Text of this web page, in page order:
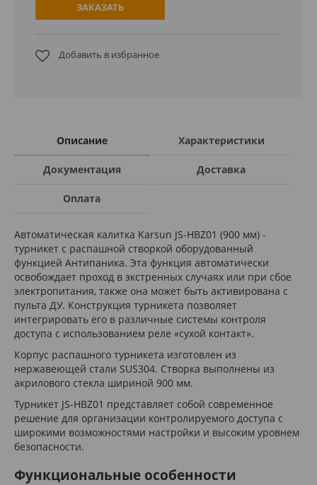
ЗАКАЗАТЬ
Добавить в избранное
Описание Характеристики
Документация Доставка
Оплата
Автоматическая калитка Karsun JS-HBZ01 (900 мм) -
турникет с распашной створкой оборудованный
функцией Антипаника. Эта функция автоматически
освобождает проход в экстренных случаях или при сбое
электропитания, также она может быть активирована с
пульта ДУ. Конструкция турникета позволяет
интегрировать его в различные системы контроля
доступа с использованием реле «сухой контакт».
Корпус распашного турникета изготовлен из
нержавеющей стали SUS304. Створка выполнены из
акрилового стекла шириной 900 мм.
Турникет JS-HBZ01 представляет собой современное
решение для организации контролируемого доступа с
широкими возможностями настройки и высоким уровнем
безопасности.
Функциональные особенности